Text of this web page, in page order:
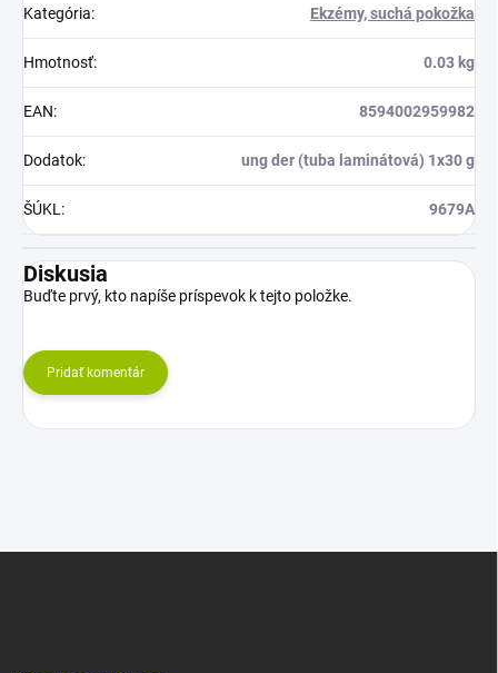
Kategória: Ekzémy, suchá pokožka
Hmotnosť: 0.03 kg
EAN: 8594002959982
Dodatok: ung der (tuba laminátová) 1x30 g
ŠÚKL: 9679A
Diskusia
Buďte prvý, kto napíše príspevok k tejto položke.
Pridať komentár